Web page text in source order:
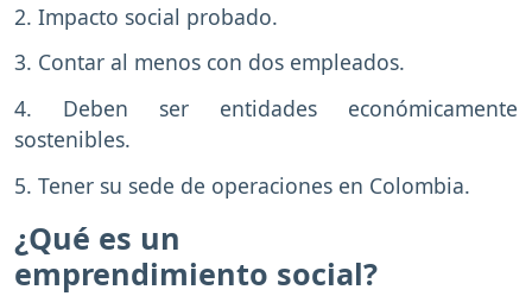
2. Impacto social probado.
3. Contar al menos con dos empleados.
4. Deben ser entidades económicamente
sostenibles.
5. Tener su sede de operaciones en Colombia.
¿Qué es un
emprendimiento social?